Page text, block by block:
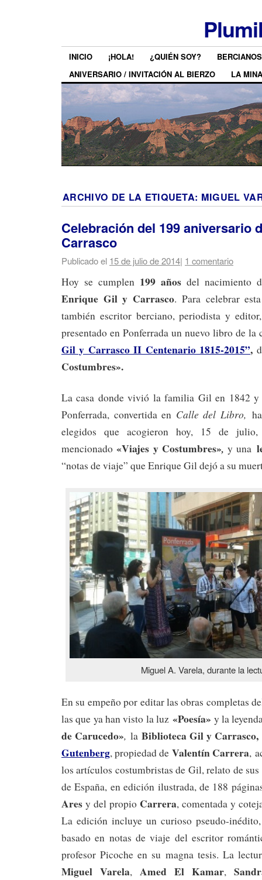
INICIO ¡HOLA! ¿QUIÉN SOY?
ANIVERSARIO / INVITACIÓN AL BIERZO
LA MINA
ARCHIVO DE LA ETIQUETA: MIGUEL
Celebración del 199 aniversario
Carrasco
Publicado el 15 de julio de 2014| 1 comentario
Hoy se cumplen 199 años del nacimiento
Enrique Gil y Carrasco. Para celebrar
también escritor berciano, periodista y
presentado en Ponferrada un nuevo libro de
Gil y Carrasco II Centenario 1815-2015”,
Costumbres».
La casa donde vivió la familia Gil en 1842
Ponferrada, convertida en Calle del Libro,
elegidos que acogieron hoy, 15 de
mencionado«Viajes y Costumbres»,y una
“notas de viaje” que Enrique Gil dejó a su
Miguel A. Varela, durante la
En su empeño por editar las obras completas
las que ya han visto la luz«Poesía» y la
de Carucedo», la Biblioteca Gil y Carrasco,
Gutenberg, propiedad de Valentín Carrera,
los artículos costumbristas de Gil, relato de
de España, en edición ilustrada, de 188
Ares y del propio Carrera, comentada y
La edición incluye un curioso pseudo-
basado en notas de viaje del escritor
profesor Picoche en su magna tesis. La
Miguel Varela,Amed El Kamar,